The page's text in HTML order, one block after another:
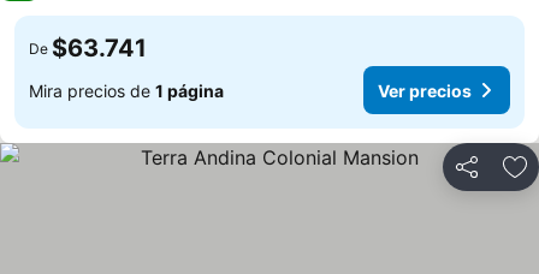
De $63.741
Mira precios de 1 página Ver precios
Compartir